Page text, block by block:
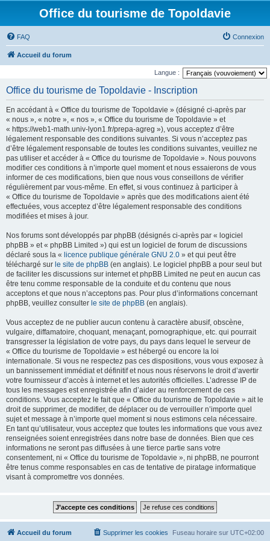
Office du tourisme de Topoldavie
FAQ Connexion
Accueil du forum
Langue :
Office du tourisme de Topoldavie - Inscription
En accédant à « Office du tourisme de Topoldavie » (désigné ci-après par
« nous », « notre », « nos », « Office du tourisme de Topoldavie » et
« https://web1-math.univ-lyon1.fr/prepa-agreg »), vous acceptez d’être
légalement responsable des conditions suivantes. Si vous n’acceptez pas
d’être légalement responsable de toutes les conditions suivantes, veuillez ne
pas utiliser et accéder à « Office du tourisme de Topoldavie ». Nous pouvons
modifier ces conditions à n’importe quel moment et nous essaierons de vous
informer de ces modifications, bien que nous vous conseillons de vérifier
régulièrement par vous-même. En effet, si vous continuez à participer à
« Office du tourisme de Topoldavie » après que des modifications aient été
effectuées, vous acceptez d’être légalement responsable des conditions
modifiées et mises à jour.
Nos forums sont développés par phpBB (désignés ci-après par « logiciel
phpBB » et « phpBB Limited ») qui est un logiciel de forum de discussions
déclaré sous la « licence publique générale GNU 2.0 » et qui peut être
téléchargé sur le site de phpBB (en anglais). Le logiciel phpBB a pour seul but
de faciliter les discussions sur internet et phpBB Limited ne peut en aucun cas
être tenu comme responsable de la conduite et du contenu que nous
acceptons et que nous n’acceptons pas. Pour plus d’informations concernant
phpBB, veuillez consulter le site de phpBB (en anglais).
Vous acceptez de ne publier aucun contenu à caractère abusif, obscène,
vulgaire, diffamatoire, choquant, menaçant, pornographique, etc. qui pourrait
transgresser la législation de votre pays, du pays dans lequel le serveur de
« Office du tourisme de Topoldavie » est hébergé ou encore la loi
internationale. Si vous ne respectez pas ces dispositions, vous vous exposez à
un bannissement immédiat et définitif et nous nous réservons le droit d’avertir
votre fournisseur d’accès à internet et les autorités officielles. L’adresse IP de
tous les messages est enregistrée afin d’aider au renforcement de ces
conditions. Vous acceptez le fait que « Office du tourisme de Topoldavie » ait le
droit de supprimer, de modifier, de déplacer ou de verrouiller n’importe quel
sujet et message à n’importe quel moment si nous estimons cela nécessaire.
En tant qu’utilisateur, vous acceptez que toutes les informations que vous avez
renseignées soient enregistrées dans notre base de données. Bien que ces
informations ne seront pas diffusées à une tierce partie sans votre
consentement, ni « Office du tourisme de Topoldavie », ni phpBB, ne pourront
être tenus comme responsables en cas de tentative de piratage informatique
visant à compromettre vos données.
Accueil du forum Fuseau horaire sur UTC+02:00
Supprimer les cookies